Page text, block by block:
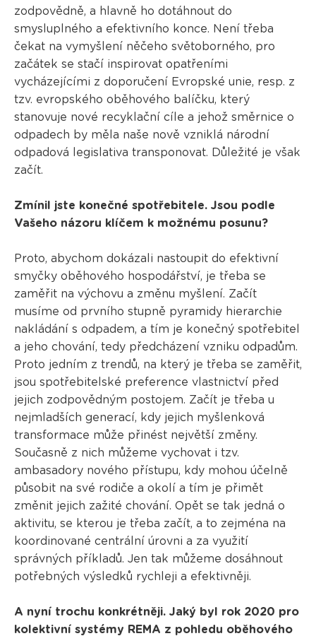
zodpovědně, a hlavně ho dotáhnout do
smysluplného a efektivního konce. Není třeba
čekat na vymyšlení něčeho světoborného, pro
začátek se stačí inspirovat opatřeními
vycházejícími z doporučení Evropské unie, resp. z
tzv. evropského oběhového balíčku, který
stanovuje nové recyklační cíle a jehož směrnice o
odpadech by měla naše nově vzniklá národní
odpadová legislativa transponovat. Důležité je však
začít.
Zmínil jste konečné spotřebitele. Jsou podle
Vašeho názoru klíčem k možnému posunu?
Proto, abychom dokázali nastoupit do efektivní
smyčky oběhového hospodářství, je třeba se
zaměřit na výchovu a změnu myšlení. Začít
musíme od prvního stupně pyramidy hierarchie
nakládání s odpadem, a tím je konečný spotřebitel
a jeho chování, tedy předcházení vzniku odpadům.
Proto jedním z trendů, na který je třeba se zaměřit,
jsou spotřebitelské preference vlastnictví před
jejich zodpovědným postojem. Začít je třeba u
nejmladších generací, kdy jejich myšlenková
transformace může přinést největší změny.
Současně z nich můžeme vychovat i tzv.
ambasadory nového přístupu, kdy mohou účelně
působit na své rodiče a okolí a tím je přimět
změnit jejich zažité chování. Opět se tak jedná o
aktivitu, se kterou je třeba začít, a to zejména na
koordinované centrální úrovni a za využití
správných příkladů. Jen tak můžeme dosáhnout
potřebných výsledků rychleji a efektivněji.
A nyní trochu konkrétněji. Jaký byl rok 2020 pro
kolektivní systémy REMA z pohledu oběhového